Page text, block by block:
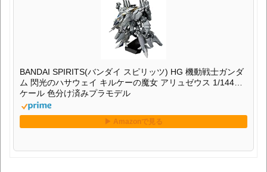
BANDAI SPIRITS(バンダイ スピリッツ) HG 機動戦士ガンダ
ム 閃光のハサウェイ キルケーの魔女 アリュゼウス 1/144ス
ケール 色分け済みプラモデル